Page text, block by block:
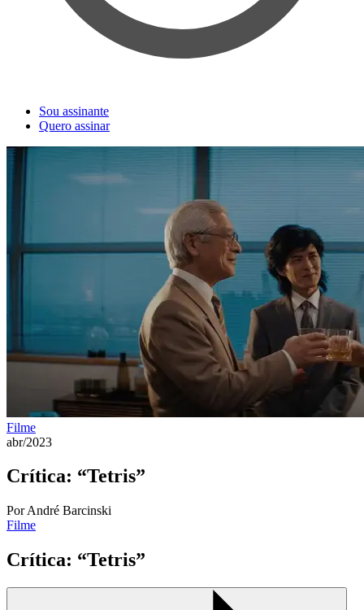
Sou assinante
Quero assinar
Filme
abr/2023
Crítica: “Tetris”
Por André Barcinski
Filme
Crítica: “Tetris”